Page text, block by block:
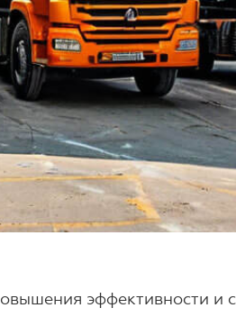
эффективности и